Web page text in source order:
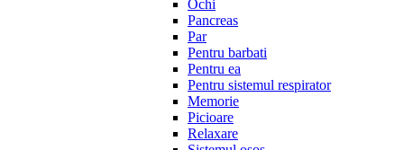
Ochi
Pancreas
Par
Pentru barbati
Pentru ea
Pentru sistemul respirator
Memorie
Picioare
Relaxare